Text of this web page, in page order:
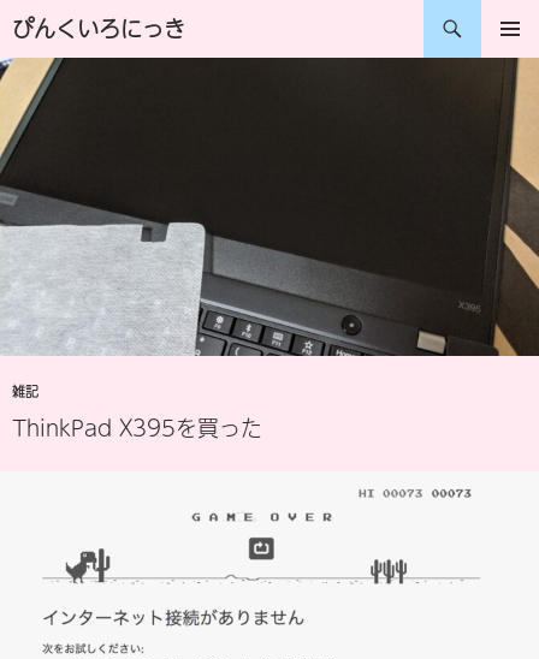
コ
ン
ン
ツ
へ
キ
ッ
プ
ぴんくいろにっき
検
索
メインメ
ニュー
雑記
ThinkPad X395を買った